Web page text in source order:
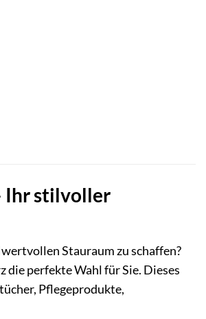
Ihr stilvoller
Stauraum zu schaffen?
die perfekte Wahl für Sie. Dieses
Pflegeprodukte,